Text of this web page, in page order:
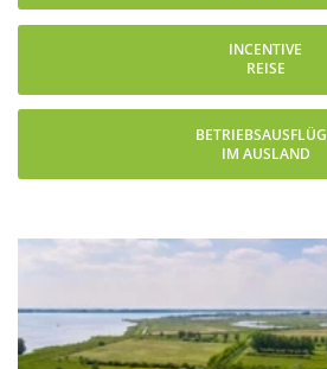
INCENTIVE
REISE
IM AUSLAND